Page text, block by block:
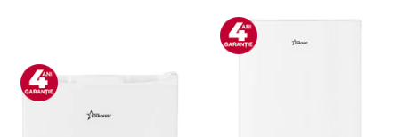
Iluminat & electrice
Prelungitoare
Sport & Activitati in aer liber